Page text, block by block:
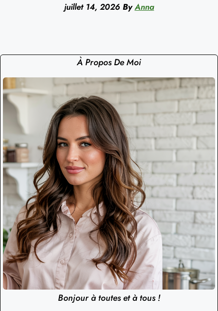
juillet 14, 2026 By Anna
À Propos De Moi
Bonjour à toutes et à tous !